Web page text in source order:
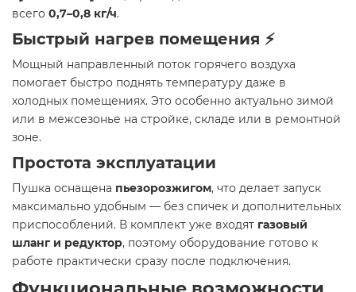
всего 0,7–0,8 кг/ч.
Быстрый нагрев помещения ⚡
Мощный направленный поток горячего воздуха
помогает быстро поднять температуру даже в
холодных помещениях. Это особенно актуально зимой
или в межсезонье на стройке, складе или в ремонтной
зоне.
Простота эксплуатации
Пушка оснащена пьезорозжигом, что делает запуск
максимально удобным — без спичек и дополнительных
приспособлений. В комплект уже входят газовый
шланг и редуктор, поэтому оборудование готово к
работе практически сразу после подключения.